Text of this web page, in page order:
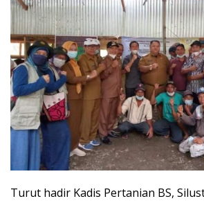
Turut hadir Kadis Pertanian BS,